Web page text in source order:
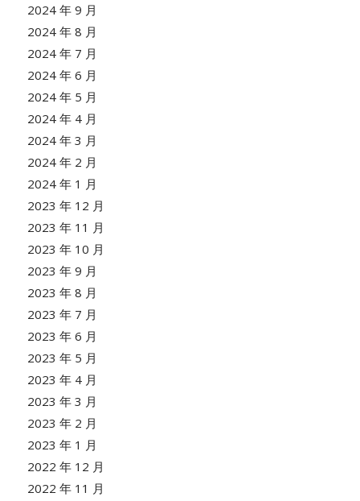
2024 年 9 月
2024 年 8 月
2024 年 7 月
2024 年 6 月
2024 年 5 月
2024 年 4 月
2024 年 3 月
2024 年 2 月
2024 年 1 月
2023 年 12 月
2023 年 11 月
2023 年 10 月
2023 年 9 月
2023 年 8 月
2023 年 7 月
2023 年 6 月
2023 年 5 月
2023 年 4 月
2023 年 3 月
2023 年 2 月
2023 年 1 月
2022 年 12 月
2022 年 11 月